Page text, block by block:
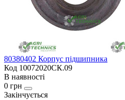
80380402 Корпус підшипника
Код 10072020СК.09
В наявності
0 грн
Закінчується